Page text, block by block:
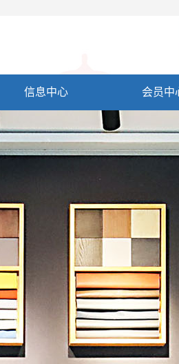
信息中心 会员中